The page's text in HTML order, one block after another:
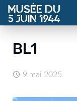
BL1
9 mai 2025